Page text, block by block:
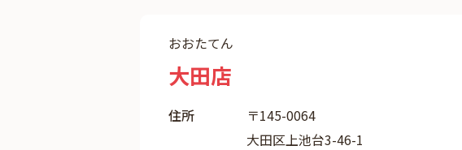
おおたてん
大田店
住所
〒145-0064
大田区上池台3-46-1